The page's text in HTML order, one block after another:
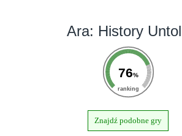
Ara: History
76%
ranking
Znajdź podobne gry